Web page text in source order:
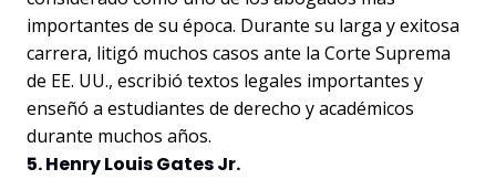
importantes de su época. Durante su larga y exitosa
carrera, litigó muchos casos ante la Corte Suprema
de EE. UU., escribió textos legales importantes y
enseñó a estudiantes de derecho y académicos
durante muchos años.
5. Henry Louis Gates Jr.